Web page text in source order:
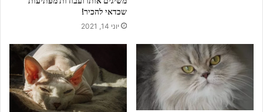
שכדאי להכיר!
יוני 14, 2021